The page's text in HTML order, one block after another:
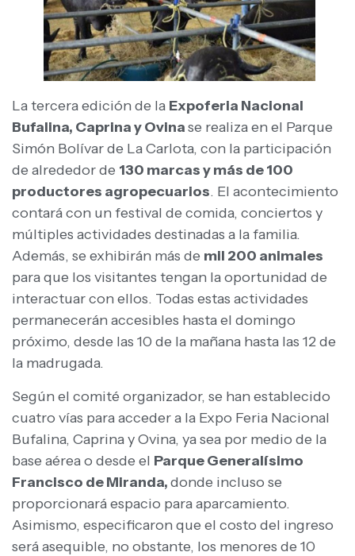
La tercera edición de la Expoferia Nacional
Bufalina, Caprina y Ovinase realiza en el Parque
Simón Bolívar de La Carlota, con la participación
de alrededor de 130 marcas y más de 100
productores agropecuarios. El acontecimiento
contará con un festival de comida, conciertos y
múltiples actividades destinadas a la familia.
Además, se exhibirán más de mil 200 animales
para que los visitantes tengan la oportunidad de
interactuar con ellos. Todas estas actividades
permanecerán accesibles hasta el domingo
próximo, desde las 10 de la mañana hasta las 12 de
la madrugada.
Según el comité organizador, se han establecido
cuatro vías para acceder a la Expo Feria Nacional
Bufalina, Caprina y Ovina, ya sea por medio de la
base aérea o desde el Parque Generalísimo
Francisco de Miranda,donde incluso se
proporcionará espacio para aparcamiento.
Asimismo, especificaron que el costo del ingreso
será asequible, no obstante, los menores de 10